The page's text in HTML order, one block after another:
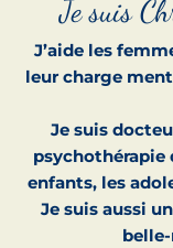
Je suis
J’aide les
leur charge
Je suis
psychothérapie
enfants, les
Je suis aussi